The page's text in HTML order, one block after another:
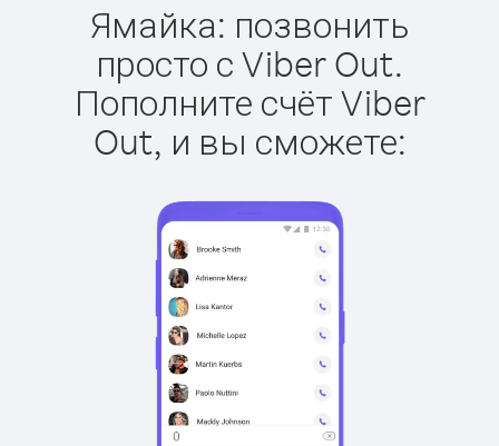
Ямайка: позвонить
просто с Viber Out.
Пополните счёт Viber
Out, и вы сможете: